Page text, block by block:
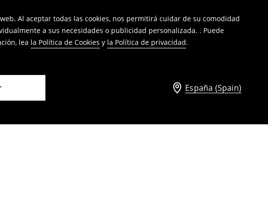
Al aceptar todas las cookies, nos permitirá cuidar de su comodidad
a sus necesidades o publicidad personalizada. . Puede
lea la Política de Cookies y la Política de privacidad.
España (Spain)